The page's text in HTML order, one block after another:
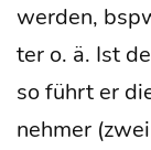
wer­den,
ter o. ä. Ist
so führt er
neh­mer